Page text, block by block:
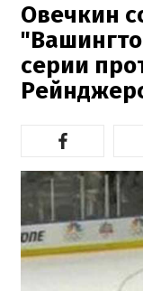
Овечкин
серии